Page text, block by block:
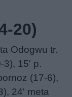
20)
Odogwu tr.
3), 15' p.
(17-6),
24' meta